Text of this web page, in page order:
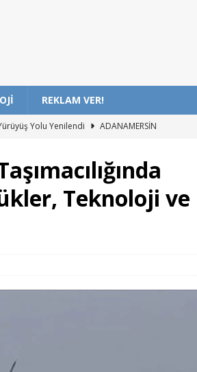
REKLAM VER!
Yolu Yenilendi
ADANAMERSİN
Yaz Atölyeleri – Özgün Başlık
Eğitimi: Etkinlik ve Katılım Rehberi
Teknoloji ve